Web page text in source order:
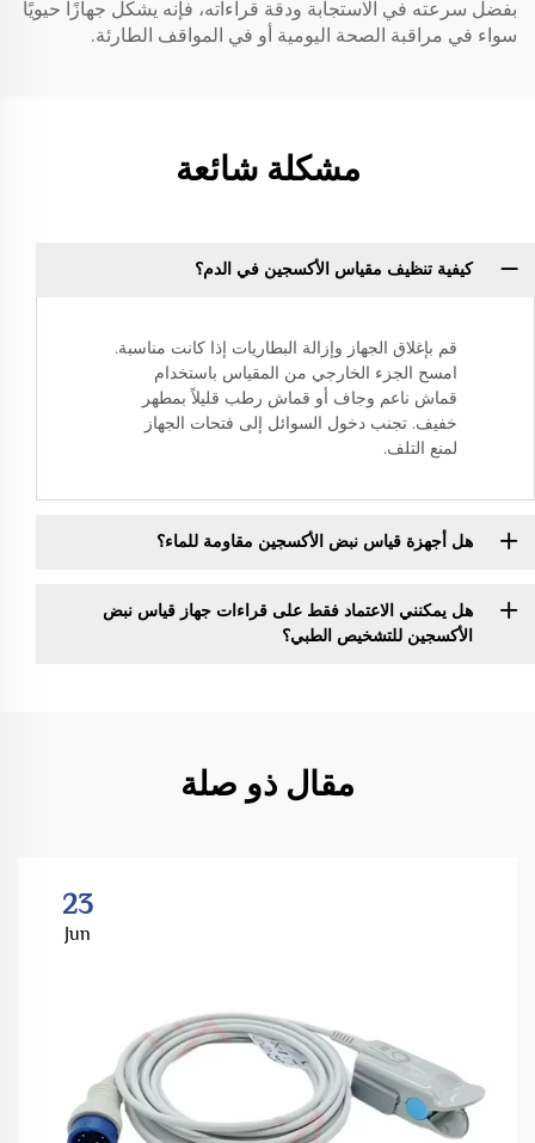
بفضل سرعته في الاستجابة ودقة قراءاته، فإنه يشكل جهازًا حيويًا
سواء في مراقبة الصحة اليومية أو في المواقف الطارئة.
مشكلة شائعة
كيفية تنظيف مقياس الأكسجين في الدم؟
قم بإغلاق الجهاز وإزالة البطاريات إذا كانت مناسبة.
امسح الجزء الخارجي من المقياس باستخدام
قماش ناعم وجاف أو قماش رطب قليلاً بمطهر
خفيف. تجنب دخول السوائل إلى فتحات الجهاز
لمنع التلف.
هل أجهزة قياس نبض الأكسجين مقاومة للماء؟
هل يمكنني الاعتماد فقط على قراءات جهاز قياس نبض
الأكسجين للتشخيص الطبي؟
مقال ذو صلة
23
Jun